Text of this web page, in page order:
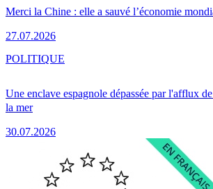
Merci la Chine : elle a sauvé l’économie
27.07.2026
Une enclave espagnole dépassée par l'afflux
la mer
30.07.2026
POLITIQUE